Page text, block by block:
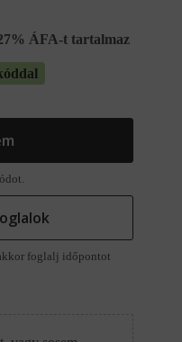
ÁFA-t tartalmaz
foglalj időpontot